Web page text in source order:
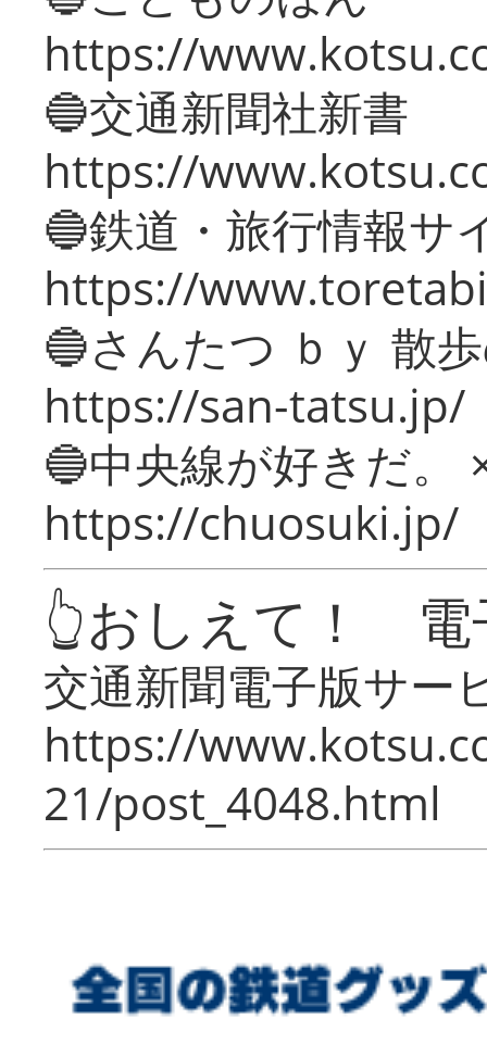
https://
🔵交通新聞社新書
https://
🔵鉄道・旅行情報サ
https://
🔵さんたつ ｂｙ 散
https://san-tatsu.jp/
🔵中央線が好きだ。
https://chuosuki.jp/
👆おしえて！ 電
交通新聞電子版サー
https://
21/post_4048.html